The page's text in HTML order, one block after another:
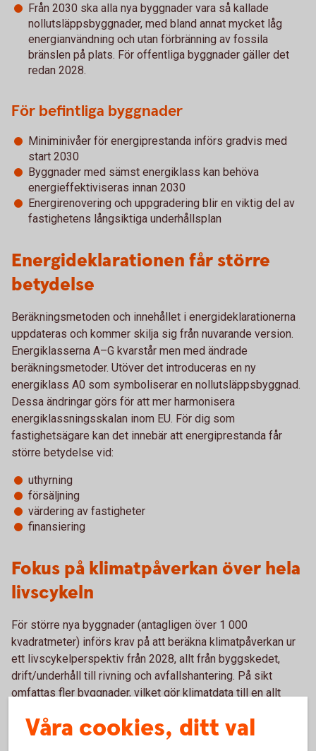
Från 2030 ska alla nya byggnader vara så kallade
nollutsläppsbyggnader, med bland annat mycket låg
energianvändning och utan förbränning av fossila
bränslen på plats. För offentliga byggnader gäller det
redan 2028.
För befintliga byggnader
Miniminivåer för energiprestanda införs gradvis med
start 2030
Byggnader med sämst energiklass kan behöva
energieffektiviseras innan 2030
Energirenovering och uppgradering blir en viktig del av
fastighetens långsiktiga underhållsplan
Energideklarationen får större
betydelse
Beräkningsmetoden och innehållet i energideklarationerna
uppdateras och kommer skilja sig från nuvarande version.
Energiklasserna A–G kvarstår men med ändrade
beräkningsmetoder. Utöver det introduceras en ny
energiklass A0 som symboliserar en nollutsläppsbyggnad.
Dessa ändringar görs för att mer harmonisera
energiklassningsskalan inom EU. För dig som
fastighetsägare kan det innebär att energiprestanda får
större betydelse vid:
uthyrning
försäljning
värdering av fastigheter
finansiering
Fokus på klimatpåverkan över hela
livscykeln
För större nya byggnader (antagligen över 1 000
kvadratmeter) införs krav på att beräkna klimatpåverkan ur
ett livscykelperspektiv från 2028, allt från byggskedet,
drift/underhåll till rivning och avfallshantering. På sikt
omfattas fler byggnader, vilket gör klimatdata till en allt
energiförbrukningen.
Våra cookies, ditt val